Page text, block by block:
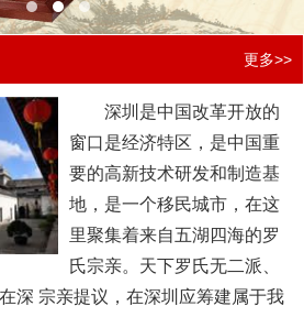
更多>>
深圳是中国改革开放的
窗口是经济特区，是中国重
要的高新技术研发和制造基
地，是一个移民城市，在这
里聚集着来自五湖四海的罗
氏宗亲。天下罗氏无二派、
深 宗亲提议，在深圳应筹建属于我